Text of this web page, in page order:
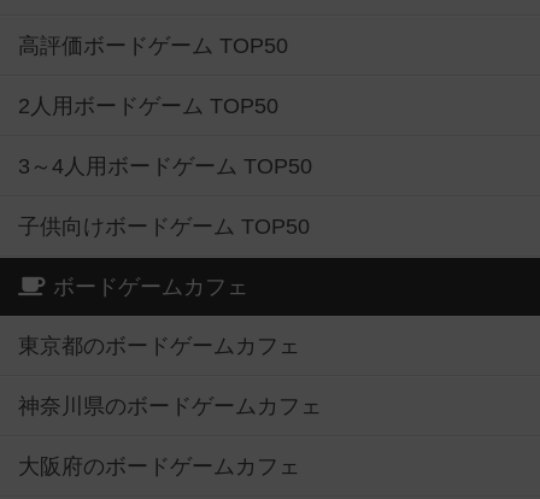
高評価ボードゲーム TOP50
2人用ボードゲーム TOP50
3～4人用ボードゲーム TOP50
子供向けボードゲーム TOP50
ボードゲームカフェ
東京都のボードゲームカフェ
神奈川県のボードゲームカフェ
大阪府のボードゲームカフェ